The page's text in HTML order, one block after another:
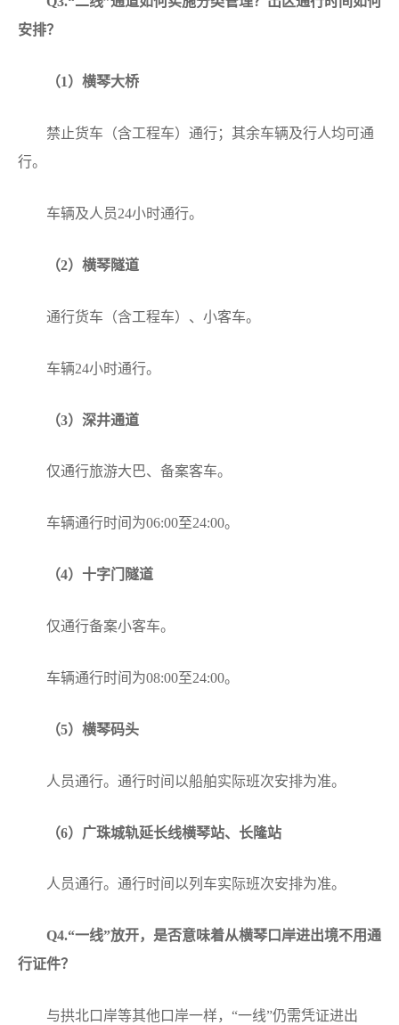
安排？
（1）横琴大桥
禁止货车（含工程车）通行；其余车辆及行人均可通
行。
车辆及人员24小时通行。
（2）横琴隧道
通行货车（含工程车）、小客车。
车辆24小时通行。
（3）深井通道
仅通行旅游大巴、备案客车。
车辆通行时间为06:00至24:00。
（4）十字门隧道
仅通行备案小客车。
车辆通行时间为08:00至24:00。
（5）横琴码头
人员通行。通行时间以船舶实际班次安排为准。
（6）广珠城轨延长线横琴站、长隆站
人员通行。通行时间以列车实际班次安排为准。
Q4.“一线”放开，是否意味着从横琴口岸进出境不用通
行证件？
与拱北口岸等其他口岸一样，“一线”仍需凭证进出